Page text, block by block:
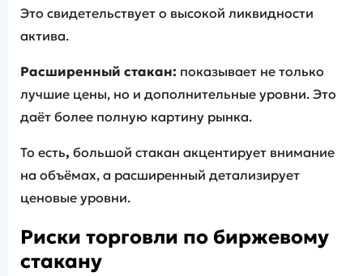
Это свидетельствует о высокой ликвидности
актива.
Расширенный стакан: показывает не только
лучшие цены, но и дополнительные уровни. Это
даёт более полную картину рынка.
То есть, большой стакан акцентирует внимание
на объёмах, а расширенный детализирует
ценовые уровни.
Риски торговли по биржевому
стакану